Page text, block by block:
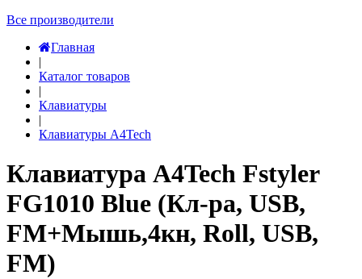
Все производители
Главная
|
Каталог товаров
|
Клавиатуры
|
Клавиатуры A4Tech
Клавиатура A4Tech Fstyler
FG1010 Blue (Кл-ра, USB,
FM+Мышь,4кн, Roll, USB,
FM)